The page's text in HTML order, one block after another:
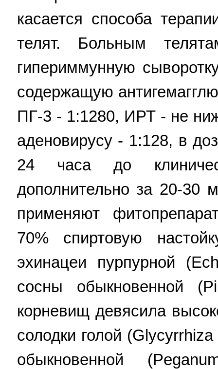
касается способа
телят. Больным
гипериммунную
содержащую
ПГ-3 - 1:1280, ИРТ - не
аденовирусу - 1:128, в
24 часа до
дополнительно за 20-30
применяют
70% спиртовую
эхинацеи пурпурной
сосны обыкновенной
корневищ девясила
солодки голой
обыкновенной